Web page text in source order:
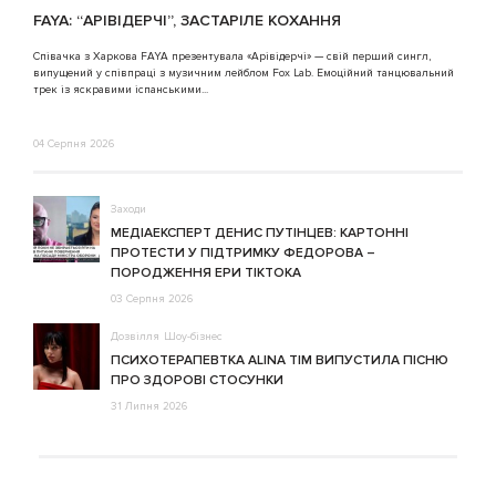
FAYA: “АРІВІДЕРЧІ”, ЗАСТАРІЛЕ КОХАННЯ
Співачка з Харкова FAYA презентувала «Арівідерчі» — свій перший сингл,
випущений у співпраці з музичним лейблом Fox Lab. Емоційний танцювальний
трек із яскравими іспанськими...
04 Серпня 2026
Заходи
МЕДІАЕКСПЕРТ ДЕНИС ПУТІНЦЕВ: КАРТОННІ
ПРОТЕСТИ У ПІДТРИМКУ ФЕДОРОВА –
ПОРОДЖЕННЯ ЕРИ ТІКТОКА
03 Серпня 2026
Дозвілля Шоу-бізнес
ПСИХОТЕРАПЕВТКА ALINA TIM ВИПУСТИЛА ПІСНЮ
ПРО ЗДОРОВІ СТОСУНКИ
31 Липня 2026